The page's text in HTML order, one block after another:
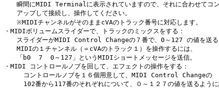
瞬間にMIDI Terminalに表示されていますので、それに合わせてコン
アップして接続し、操作してください。
※MIDIチャンネルがそのままcVAのトラック番号に対応します。
・MIDIボリュームスライダーで、トラックのミックスをする：
スライダーがMIDI Control Changeの７番で、0～127 の値を送る
MIDIの１チャンネル（＝cVAのトラック１）を操作するには、
「b0  7  0～127」というMIDIショートメッセージを送信。
・MIDI コントロールノブを回して、エフェクトの操作をする：
     コントロールノブを１６個用意して、MIDI Control Changeの
102番から117番のそれぞれについて、０～１２７の値を送るよう